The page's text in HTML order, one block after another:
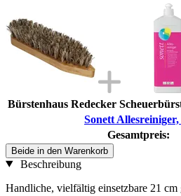
Bürstenhaus Redecker
Sonett Allesreiniger,
Gesamtpreis:
Beide in den Warenkorb
Beschreibung
Handliche, vielfältig einsetzbare 21